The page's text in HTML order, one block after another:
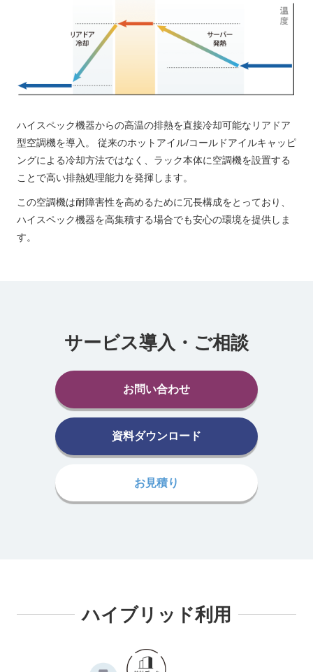
ハイスペック機器からの高温の排熱を直接冷却可能なリアドア
型空調機を導入。 従来のホットアイル/コールドアイルキャッピ
ングによる冷却方法ではなく、ラック本体に空調機を設置する
ことで高い排熱処理能力を発揮します。
この空調機は耐障害性を高めるために冗長構成をとっており、
ハイスペック機器を高集積する場合でも安心の環境を提供しま
す。
サービス導入・ご相談
お問い合わせ
資料ダウンロード
お見積り
ハイブリッド利用